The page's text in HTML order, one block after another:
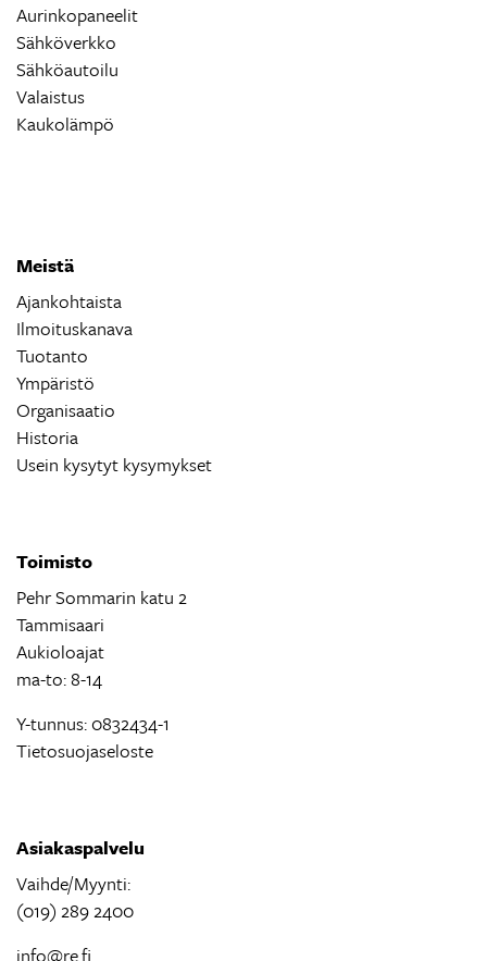
Aurinkopaneelit
Sähköverkko
Sähköautoilu
Valaistus
Kaukolämpö
Meistä
Ajankohtaista
Ilmoituskanava
Tuotanto
Ympäristö
Organisaatio
Historia
Usein kysytyt kysymykset
Toimisto
Pehr Sommarin katu 2
Tammisaari
Aukioloajat
ma-to: 8-14
Y-tunnus: 0832434-1
Tietosuojaseloste
Asiakaspalvelu
Vaihde/Myynti:
(019) 289 2400
info@re.fi